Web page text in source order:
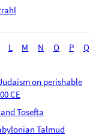
L M N O P
Q
on perishable
CE
Tosefta
Talmud